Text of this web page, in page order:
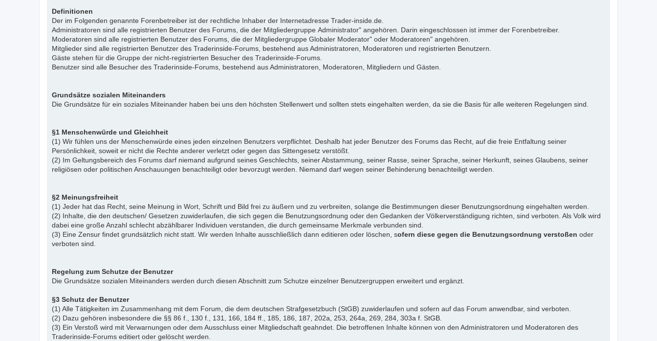
Definitionen
Der im Folgenden genannte Forenbetreiber ist der rechtliche Inhaber der Internetadresse Trader-inside.de.
Administratoren sind alle registrierten Benutzer des Forums, die der Mitgliedergruppe Administrator" angehören. Darin eingeschlossen ist immer der Forenbetreiber.
Moderatoren sind alle registrierten Benutzer des Forums, die der Mitgliedergruppe Globaler Moderator" oder Moderatoren" angehören.
Mitglieder sind alle registrierten Benutzer des Traderinside-Forums, bestehend aus Administratoren, Moderatoren und registrierten Benutzern.
Gäste stehen für die Gruppe der nicht-registrierten Besucher des Traderinside-Forums.
Benutzer sind alle Besucher des Traderinside-Forums, bestehend aus Administratoren, Moderatoren, Mitgliedern und Gästen.
Grundsätze sozialen Miteinanders
Die Grundsätze für ein soziales Miteinander haben bei uns den höchsten Stellenwert und sollten stets eingehalten werden, da sie die Basis für alle weiteren Regelungen sind.
§1 Menschenwürde und Gleichheit
(1) Wir fühlen uns der Menschenwürde eines jeden einzelnen Benutzers verpflichtet. Deshalb hat jeder Benutzer des Forums das Recht, auf die freie Entfaltung seiner
Persönlichkeit, soweit er nicht die Rechte anderer verletzt oder gegen das Sittengesetz verstößt.
(2) Im Geltungsbereich des Forums darf niemand aufgrund seines Geschlechts, seiner Abstammung, seiner Rasse, seiner Sprache, seiner Herkunft, seines Glaubens, seiner
religiösen oder politischen Anschauungen benachteiligt oder bevorzugt werden. Niemand darf wegen seiner Behinderung benachteiligt werden.
§2 Meinungsfreiheit
(1) Jeder hat das Recht, seine Meinung in Wort, Schrift und Bild frei zu äußern und zu verbreiten, solange die Bestimmungen dieser Benutzungsordnung eingehalten werden.
(2) Inhalte, die den deutschen/ Gesetzen zuwiderlaufen, die sich gegen die Benutzungsordnung oder den Gedanken der Völkerverständigung richten, sind verboten. Als Volk wird
dabei eine große Anzahl schlecht abzählbarer Individuen verstanden, die durch gemeinsame Merkmale verbunden sind.
(3) Eine Zensur findet grundsätzlich nicht statt. Wir werden Inhalte ausschließlich dann editieren oder löschen, sofern diese gegen die Benutzungsordnung verstoßen oder
verboten sind.
Regelung zum Schutze der Benutzer
Die Grundsätze sozialen Miteinanders werden durch diesen Abschnitt zum Schutze einzelner Benutzergruppen erweitert und ergänzt.
§3 Schutz der Benutzer
(1) Alle Tätigkeiten im Zusammenhang mit dem Forum, die dem deutschen Strafgesetzbuch (StGB) zuwiderlaufen und sofern auf das Forum anwendbar, sind verboten.
(2) Dazu gehören insbesondere die §§ 86 f., 130 f., 131, 166, 184 ff., 185, 186, 187, 202a, 253, 264a, 269, 284, 303a f. StGB.
(3) Ein Verstoß wird mit Verwarnungen oder dem Ausschluss einer Mitgliedschaft geahndet. Die betroffenen Inhalte können von den Administratoren und Moderatoren des
Traderinside-Forums editiert oder gelöscht werden.